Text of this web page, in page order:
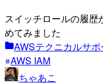
スイッチロールの履歴
めてみました
AWSテクニカルサポ
AWS IAM
ちゃあこ